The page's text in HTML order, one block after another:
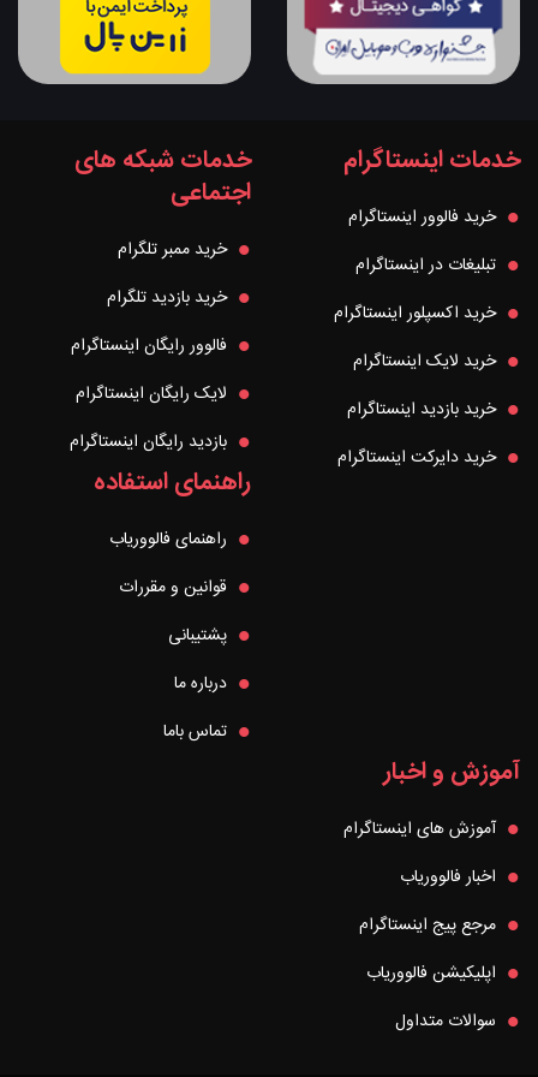
خدمات اینستاگرام
خرید فالوور اینستاگرام
تبلیغات در اینستاگرام
خرید اکسپلور اینستاگرام
خرید لایک اینستاگرام
خرید بازدید اینستاگرام
خرید دایرکت اینستاگرام
خدمات شبکه های
اجتماعی
خرید ممبر تلگرام
خرید بازدید تلگرام
فالوور رایگان اینستاگرام
لایک رایگان اینستاگرام
بازدید رایگان اینستاگرام
راهنمای استفاده
راهنمای فالووریاب
قوانین و مقررات
پشتیبانی
درباره ما
تماس باما
آموزش و اخبار
آموزش های اینستاگرام
اخبار فالووریاب
مرجع پیج اینستاگرام
اپلیکیشن فالووریاب
سوالات متداول